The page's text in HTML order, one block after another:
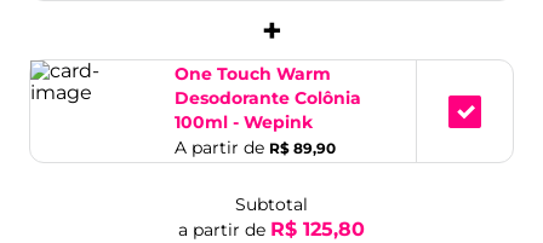
+
One Touch Warm
Desodorante Colônia
100ml - Wepink
A partir de R$ 89,90
Subtotal
a partir de R$ 125,80